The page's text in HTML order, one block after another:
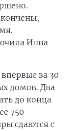
Инна
за 30
домов. Два
до конца
750
сдаются с